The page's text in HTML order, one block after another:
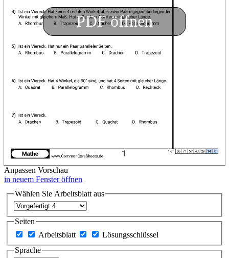
PDF öffnen
Anpassen Vorschau
in neuem Fenster öffnen
Wählen Sie Arbeitsblatt aus
Seiten
Arbeitsblatt
Lösungsschlüssel
Sprache